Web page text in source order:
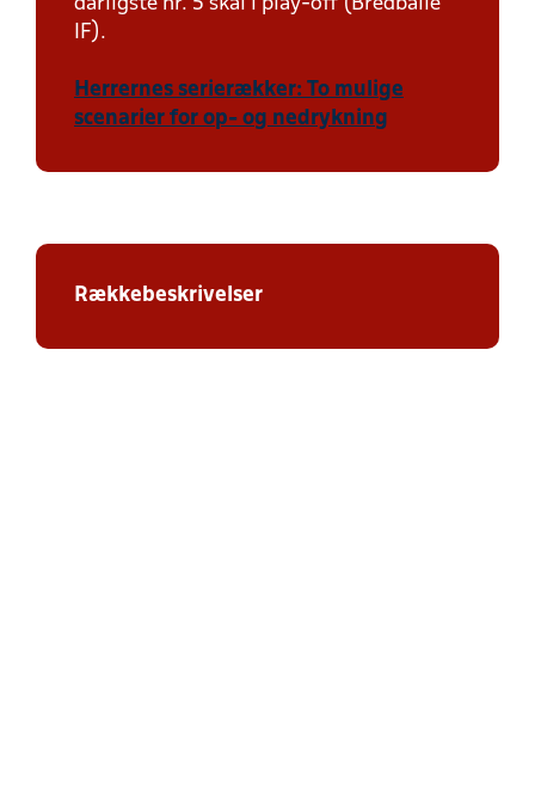
dårligste nr. 5 skal i play-off (Bredballe
IF).
Herrernes serierækker: To mulige
scenarier for op- og nedrykning
Rækkebeskrivelser